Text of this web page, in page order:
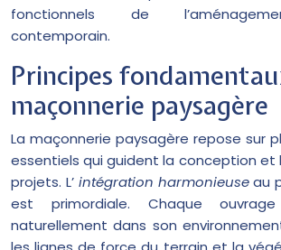
fonctionnels de
contemporain.
Principes
maçonnerie paysagère
La maçonnerie paysagère repose sur
essentiels qui guident la conception et
projets. L’ intégration harmonieuseau
est primordiale. Chaque
naturellement dans son